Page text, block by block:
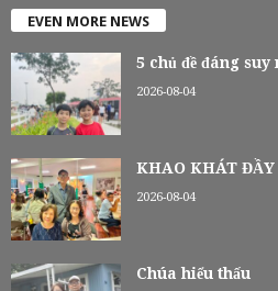
EVEN MORE NEWS
5 chủ đề đáng suy
2026-08-04
KHAO KHÁT
2026-08-04
Chúa hiểu thấu